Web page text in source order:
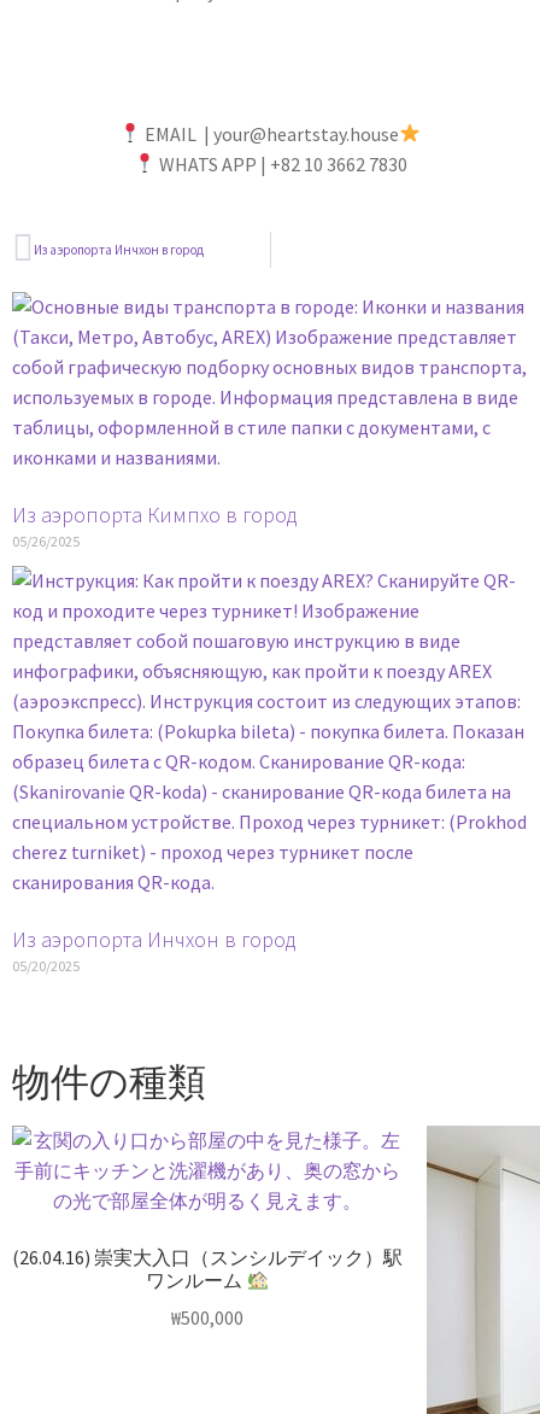
EMAIL | your@heartstay.house
WHATS APP | +82 10 3662 7830
Из аэропорта Инчхон в город
Из аэропорта Кимпхо в город
05/26/2025
Из аэропорта Инчхон в город
05/20/2025
物件の種類
(26.04.16) 崇実大入口（スンシルデイック）駅
ワンルーム
₩500,000